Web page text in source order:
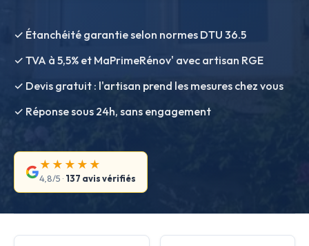
✓ Étanchéité garantie selon normes DTU 36.5
✓ TVA à 5,5% et MaPrimeRénov' avec artisan RGE
✓ Devis gratuit : l'artisan prend les mesures chez vous
✓ Réponse sous 24h, sans engagement
★★★★★
4,8/5 · 137 avis vérifiés